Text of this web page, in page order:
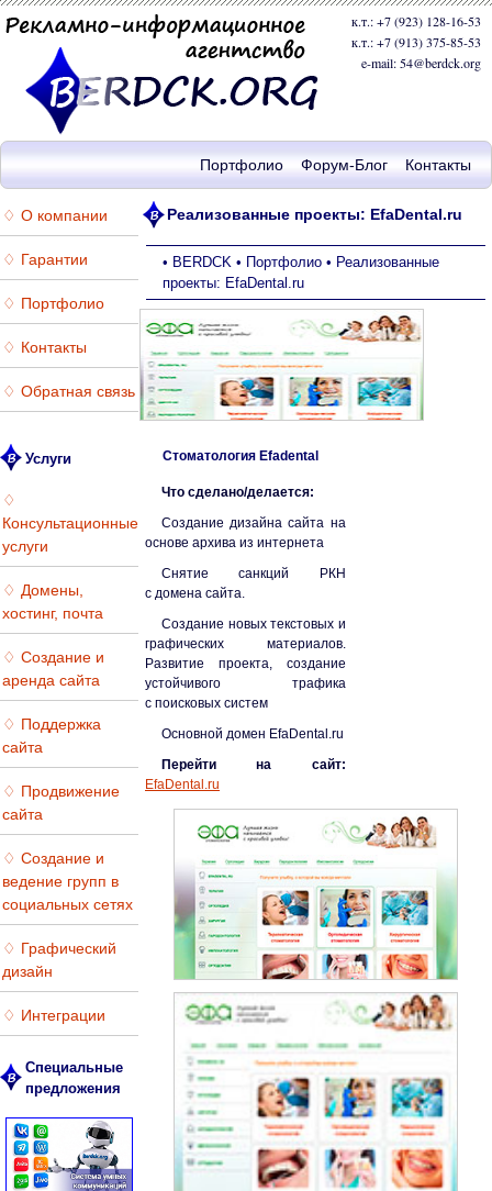
к.т.: +7 (923) 128-16-53
к.т.: +7 (913) 375-85-53
e-mail: 54@berdck.org
Контакты
Форум-Блог
Портфолио
♢ О компании
♢ Гарантии
♢ Портфолио
♢ Контакты
♢ Обратная связь
Услуги
♢
Консультационные
услуги
♢ Домены,
хостинг, почта
♢ Создание и
аренда сайта
♢ Поддержка
сайта
♢ Продвижение
сайта
♢ Создание и
ведение групп в
социальных сетях
♢ Графический
дизайн
♢ Интеграции
Специальные
предложения
Реализованные проекты: EfaDental.ru
• BERDCK • Портфолио • Реализованные
проекты: EfaDental.ru
Стоматология Efadental
Что сделано/делается:
Создание дизайна сайта на
основе архива из интернета
Снятие санкций РКН
с домена сайта.
Создание новых текстовых и
графических материалов.
Развитие проекта, создание
устойчивого трафика
с поисковых систем
Основной домен EfaDental.ru
Перейти на сайт:
EfaDental.ru